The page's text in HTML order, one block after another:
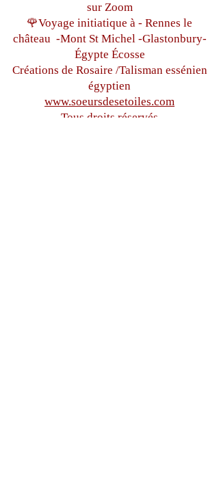
sur Zoom
🌹Voyage initiatique à - Rennes le
château -Mont St Michel -Glastonbury-
Égypte Écosse
Créations de Rosaire /Talisman essénien
égyptien
www.soeursdesetoiles.com
Tous droits réservés